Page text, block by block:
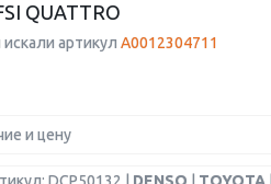
QUATTRO
артикул A0012304711
и цену